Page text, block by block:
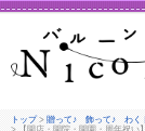
トップ > 贈って♪ 飾って♪ わく